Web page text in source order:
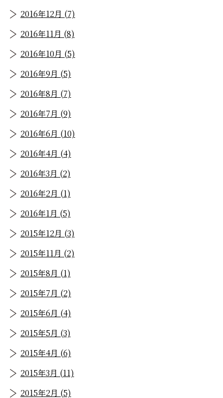
2016年12月 (7)
2016年11月 (8)
2016年10月 (5)
2016年9月 (5)
2016年8月 (7)
2016年7月 (9)
2016年6月 (10)
2016年4月 (4)
2016年3月 (2)
2016年2月 (1)
2016年1月 (5)
2015年12月 (3)
2015年11月 (2)
2015年8月 (1)
2015年7月 (2)
2015年6月 (4)
2015年5月 (3)
2015年4月 (6)
2015年3月 (11)
2015年2月 (5)